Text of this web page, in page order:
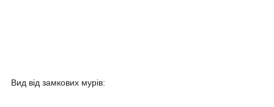
Вид від замкових мурів: